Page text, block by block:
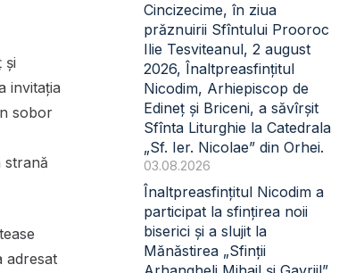
și
invitația
sobor
strană
adresat
Cincizecime, în ziua
prăznuirii Sfîntului Prooroc
Ilie Tesviteanul, 2 august
2026, Înaltpreasfințitul
Nicodim, Arhiepiscop de
Edineț și Briceni, a săvîrșit
Sfînta Liturghie la Catedrala
„Sf. Ier. Nicolae” din Orhei.
03.08.2026
Înaltpreasfințitul Nicodim a
participat la sfințirea noii
biserici și a slujit la
Mănăstirea „Sfinții